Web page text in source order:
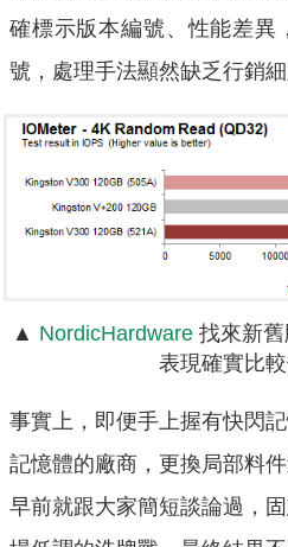
確標示版本編號、性能差異
號，處理手法顯然缺乏行銷細
▲ NordicHardware 找來新
表現確實比較
事實上，即便手上握有快閃
記憶體的廠商，更換局部料
早前就跟大家簡短談論過，